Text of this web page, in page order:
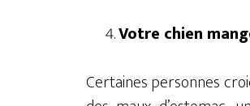
Votre chien
Certaines personnes